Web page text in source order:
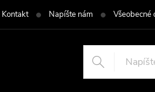
Kontakt Napíšte nám Všeobecné